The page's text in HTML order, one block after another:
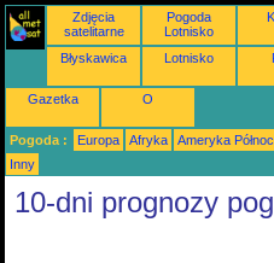
Zdjęcia
satelitarne
Pogoda
Lotnisko
Błyskawica Lotnisko
Gazetka O
Pogoda : Europa Afryka Ameryka
Inny
10-dni prognozy